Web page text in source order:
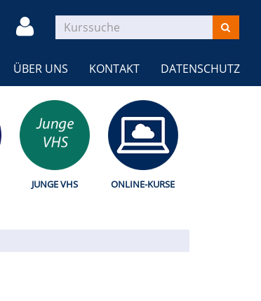
ÜBER UNS KONTAKT DATENSCHUTZ
JUNGE VHS ONLINE-KURSE